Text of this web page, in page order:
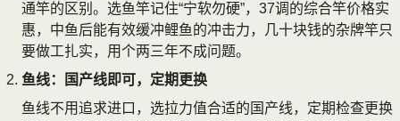
通竿的区别。选鱼竿记住“宁软勿硬”，37调的综合竿价格实
惠，中鱼后能有效缓冲鲤鱼的冲击力，几十块钱的杂牌竿只
要做工扎实，用个两三年不成问题。
鱼线：国产线即可，定期更换
鱼线不用追求进口，选拉力值合适的国产线，定期检查更换